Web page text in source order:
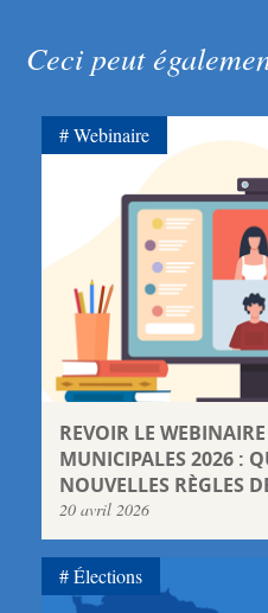
Ceci peut
REVOIR LE
MUNICIPALES 2026 :
NOUVELLES RÈGLES
20 avril 2026
Webinaire
Élections